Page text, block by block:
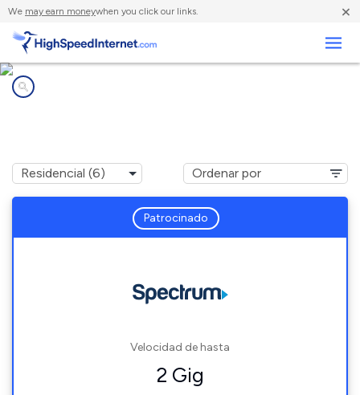
We may earn moneywhen you click our links. ×
Patrocinado
Velocidad de hasta
2 Gig